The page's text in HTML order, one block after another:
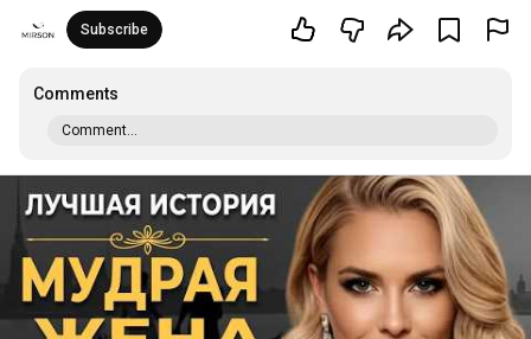
Subscribe
Comments
Comment...